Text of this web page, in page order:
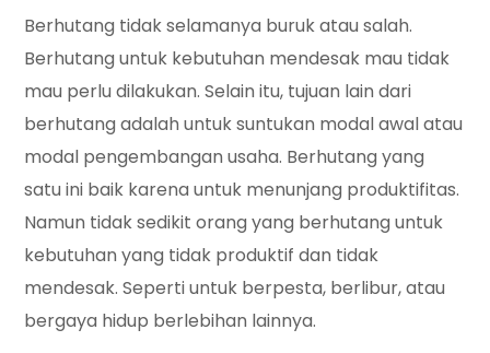
Berhutang tidak selamanya buruk atau salah.
Berhutang untuk kebutuhan mendesak mau tidak
mau perlu dilakukan. Selain itu, tujuan lain dari
berhutang adalah untuk suntukan modal awal atau
modal pengembangan usaha. Berhutang yang
satu ini baik karena untuk menunjang produktifitas.
Namun tidak sedikit orang yang berhutang untuk
kebutuhan yang tidak produktif dan tidak
mendesak. Seperti untuk berpesta, berlibur, atau
bergaya hidup berlebihan lainnya.